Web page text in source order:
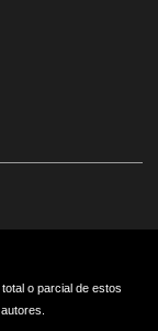
o parcial de estos